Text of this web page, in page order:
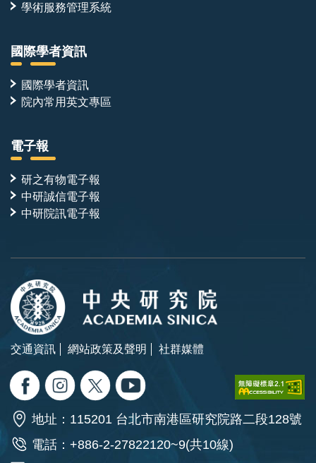
學術服務管理系統
國際學者資訊
國際學者資訊
院內常用英文專區
電子報
研之有物電子報
中研誠信電子報
中研院訊電子報
交通資訊 網站政策及聲明 社群媒體
地址：115201 台北市南港區研究院路二段128號
電話：+886-2-27822120~9(共10線)